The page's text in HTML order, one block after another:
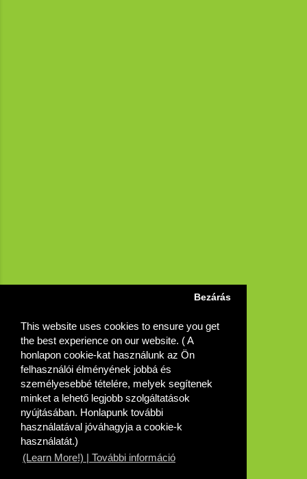
This website uses cookies to ensure you get
the best experience on our website. ( A
honlapon cookie-kat használunk az Ön
felhasználói élményének jobbá és
személyesebbé tételére, melyek segítenek
minket a lehető legjobb szolgáltatások
nyújtásában. Honlapunk további
használatával jóváhagyja a cookie-k
használatát.)
(Learn More!) | További információ
Bezárás